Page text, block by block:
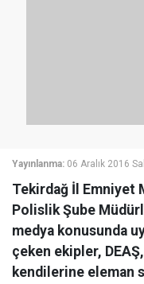
Yayınlanma: 06 Aralık 2016
Tekirdağ İl Emniyet
Polislik Şube
medya konusunda
çeken ekipler,
kendilerine eleman